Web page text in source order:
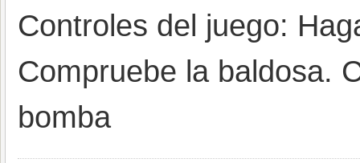
Controles del juego:
Compruebe la baldosa.
bomba